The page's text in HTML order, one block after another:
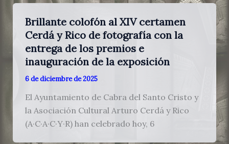
Brillante colofón al XIV certamen
Cerdá y Rico de fotografía con la
entrega de los premios e
inauguración de la exposición
6 de diciembre de 2025
El Ayuntamiento de Cabra del Santo Cristo y
la Asociación Cultural Arturo Cerdá y Rico
(A·C·A·C·Y·R) han celebrado hoy, 6